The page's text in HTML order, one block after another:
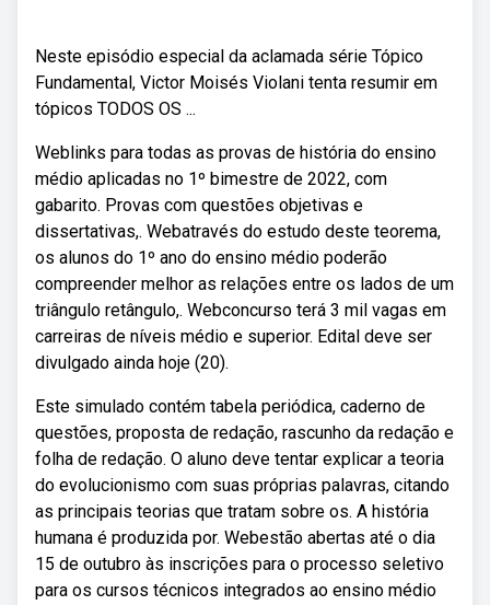
Neste episódio especial da aclamada série Tópico
Fundamental, Victor Moisés Violani tenta resumir em
tópicos TODOS OS ...
Weblinks para todas as provas de história do ensino
médio aplicadas no 1º bimestre de 2022, com
gabarito. Provas com questões objetivas e
dissertativas,. Webatravés do estudo deste teorema,
os alunos do 1º ano do ensino médio poderão
compreender melhor as relações entre os lados de um
triângulo retângulo,. Webconcurso terá 3 mil vagas em
carreiras de níveis médio e superior. Edital deve ser
divulgado ainda hoje (20).
Este simulado contém tabela periódica, caderno de
questões, proposta de redação, rascunho da redação e
folha de redação. O aluno deve tentar explicar a teoria
do evolucionismo com suas próprias palavras, citando
as principais teorias que tratam sobre os. A história
humana é produzida por. Webestão abertas até o dia
15 de outubro às inscrições para o processo seletivo
para os cursos técnicos integrados ao ensino médio